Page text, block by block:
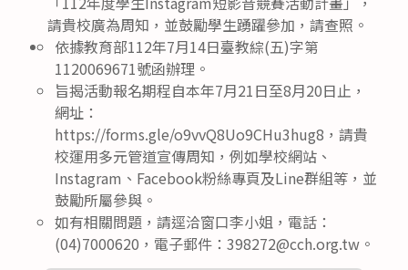
請貴校廣為周知，並鼓勵學生踴躍參加，請查照。
依據教育部112年7月14日臺教綜(五)字第
1120069671號函辦理。
旨揭活動報名期程自本年7月21日至8月20日止，
網址：
https://forms.gle/o9vvQ8Uo9CHu3hug8，請貴
校運用多元管道宣傳周知，例如學校網站、
Instagram、Facebook粉絲專頁及Line群組等，並
鼓勵所屬參與。
如有相關問題，請逕洽窗口李小姐，電話：
(04)7000620，電子郵件：398272@cch.org.tw。